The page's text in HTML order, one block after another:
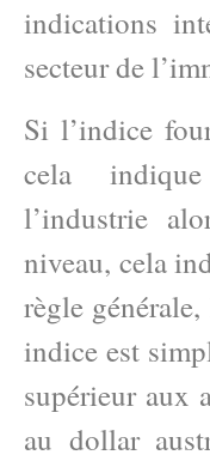
indications
secteur de
Si l’indice
cela
l’industrie
niveau, cela
règle
indice est
supérieur aux
au dollar